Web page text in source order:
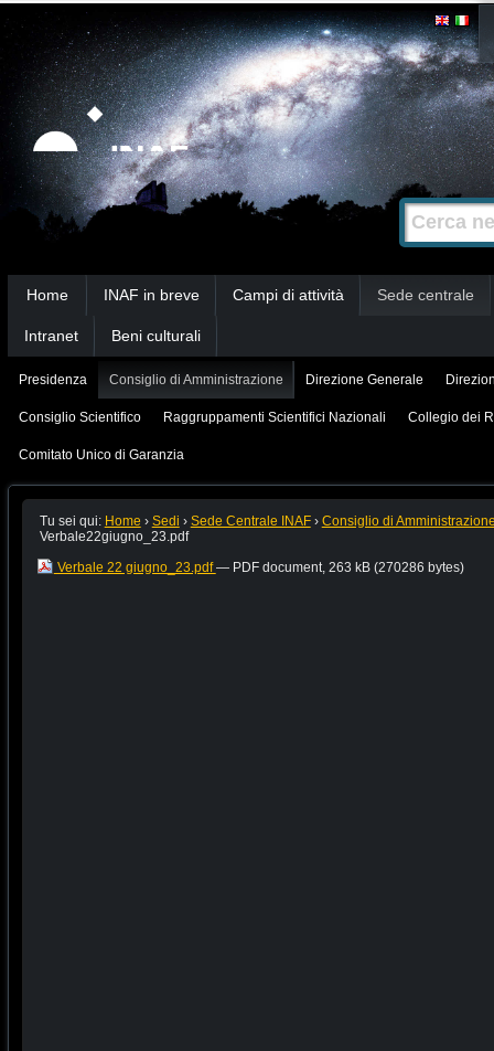
Strumenti
personali
Salta
contenuti.
|
Salta
alla
navigazione
Cerca nel
Ricerca
avanzata…
Home INAF in breve Campi di attività Sede centrale
Intranet Beni culturali
Presidenza Consiglio di Amministrazione Direzione Generale
Consiglio Scientifico Raggruppamenti Scientifici Nazionali Collegio dei
Comitato Unico di Garanzia
Tu sei qui: Home › Sedi › Sede Centrale INAF › Consiglio di
Verbale22giugno_23.pdf
Verbale 22 giugno_23.pdf— PDF document, 263 kB (270286 bytes)